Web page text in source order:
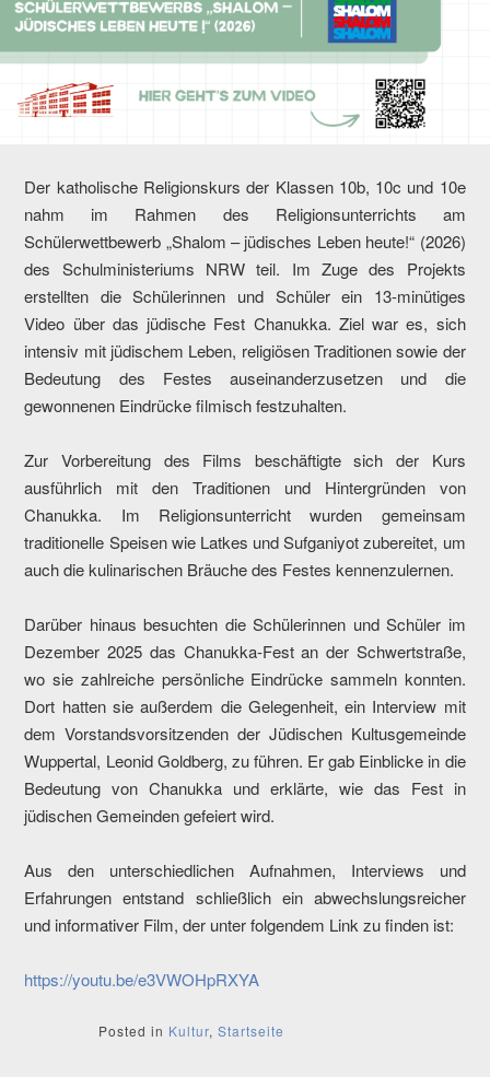
Der katholische Religionskurs der Klassen 10b, 10c und 10e
nahm im Rahmen des Religionsunterrichts am
Schülerwettbewerb „Shalom – jüdisches Leben heute!“ (2026)
des Schulministeriums NRW teil. Im Zuge des Projekts
erstellten die Schülerinnen und Schüler ein 13-minütiges
Video über das jüdische Fest Chanukka. Ziel war es, sich
intensiv mit jüdischem Leben, religiösen Traditionen sowie der
Bedeutung des Festes auseinanderzusetzen und die
gewonnenen Eindrücke filmisch festzuhalten.
Zur Vorbereitung des Films beschäftigte sich der Kurs
ausführlich mit den Traditionen und Hintergründen von
Chanukka. Im Religionsunterricht wurden gemeinsam
traditionelle Speisen wie Latkes und Sufganiyot zubereitet, um
auch die kulinarischen Bräuche des Festes kennenzulernen.
Darüber hinaus besuchten die Schülerinnen und Schüler im
Dezember 2025 das Chanukka-Fest an der Schwertstraße,
wo sie zahlreiche persönliche Eindrücke sammeln konnten.
Dort hatten sie außerdem die Gelegenheit, ein Interview mit
dem Vorstandsvorsitzenden der Jüdischen Kultusgemeinde
Wuppertal, Leonid Goldberg, zu führen. Er gab Einblicke in die
Bedeutung von Chanukka und erklärte, wie das Fest in
jüdischen Gemeinden gefeiert wird.
Aus den unterschiedlichen Aufnahmen, Interviews und
Erfahrungen entstand schließlich ein abwechslungsreicher
und informativer Film, der unter folgendem Link zu finden ist:
https://youtu.be/e3VWOHpRXYA
Posted in Kultur, Startseite